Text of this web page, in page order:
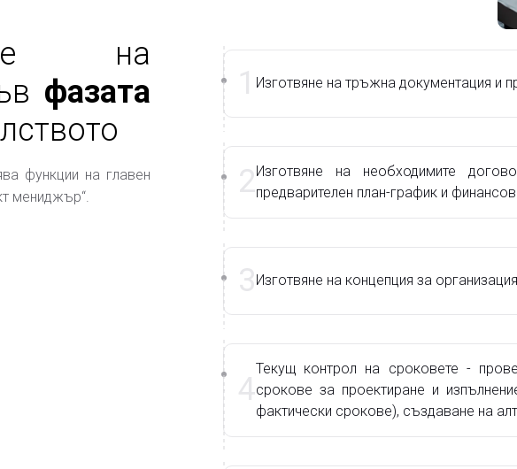
на
фазата
функции на главен
мениджър“.
1 Изготвяне на тръжна документация и
2Изготвяне на необходимите
предварителен план-график и
3Изготвяне на концепция за
4
Текущ контрол на сроковете -
срокове за проектиране и
фактически срокове), създаване на